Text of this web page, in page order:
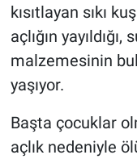
kısıtlayan sıkı
açlığın
malzemesinin
yaşıyor.
Başta çocuklar
açlık nedeniyle